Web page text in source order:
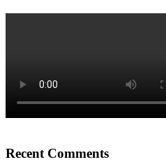
Recent Comments